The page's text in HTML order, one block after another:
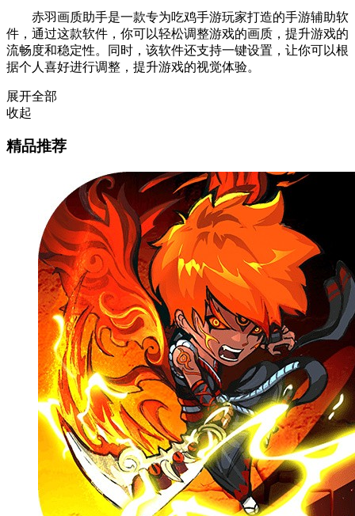
赤羽画质助手是一款专为吃鸡手游玩家打造的手游辅助软
件，通过这款软件，你可以轻松调整游戏的画质，提升游戏的
流畅度和稳定性。同时，该软件还支持一键设置，让你可以根
据个人喜好进行调整，提升游戏的视觉体验。
展开全部
收起
精品推荐